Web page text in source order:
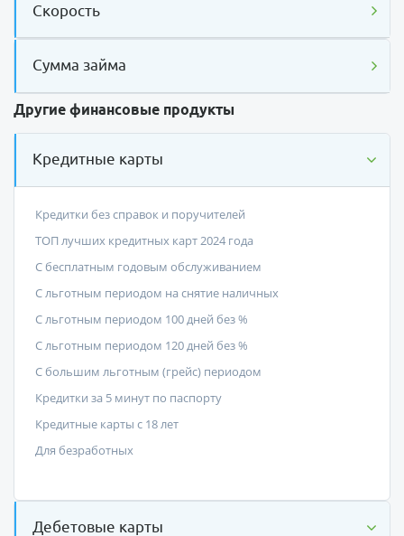
Скорость
Сумма займа
Другие финансовые продукты
Кредитные карты
Кредитки без справок и поручителей
ТОП лучших кредитных карт 2024 года
С бесплатным годовым обслуживанием
С льготным периодом на снятие наличных
С льготным периодом 100 дней без %
С льготным периодом 120 дней без %
С большим льготным (грейс) периодом
Кредитки за 5 минут по паспорту
Кредитные карты с 18 лет
Для безработных
Дебетовые карты